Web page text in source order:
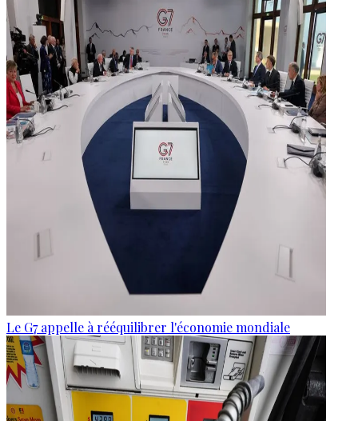
Le G7 appelle à rééquilibrer l'économie mondiale